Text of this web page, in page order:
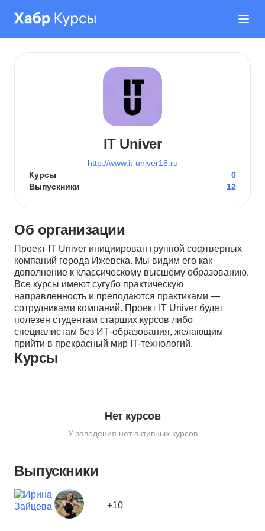
IT Univer
http://www.it-univer18.ru
Курсы
0
Выпускники
12
Об организации
Проект IT Univer инициирован группой софтверных
компаний города Ижевска. Мы видим его как
дополнение к классическому высшему образованию.
Все курсы имеют сугубо практическую
направленность и преподаются практиками —
сотрудниками компаний. Проект IT Univer будет
полезен студентам старших курсов либо
специалистам без ИТ-образования, желающим
прийти в прекрасный мир IT-технологий.
Курсы
Нет курсов
У заведения нет активных курсов
Выпускники
+10